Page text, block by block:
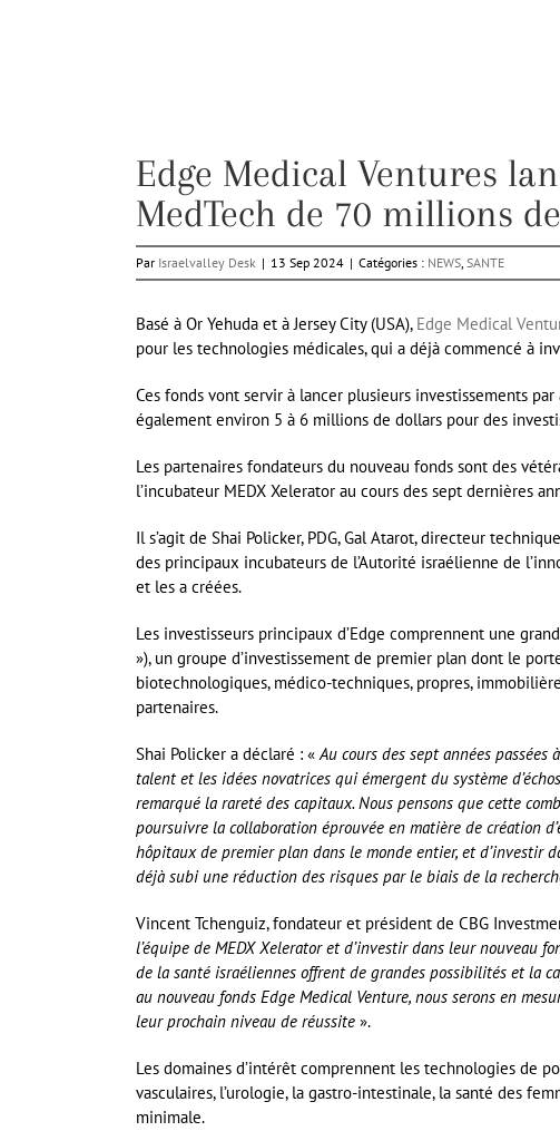
Edge Medical Ventures
MedTech de 70 millions
Par Israelvalley Desk | 13 Sep 2024 | Catégories : NEWS, SANTE
Basé à Or Yehuda et à Jersey City (USA),Edge Medical
pour les technologies médicales, qui a déjà commencé à
Ces fonds vont servir à lancer plusieurs investissements
également environ 5 à 6 millions de dollars pour des
Les partenaires fondateurs du nouveau fonds sont des
l’incubateur MEDX Xelerator au cours des sept dernières
Il s’agit de Shai Policker, PDG, Gal Atarot, directeur
des principaux incubateurs de l’Autorité israélienne de
et les a créées.
Les investisseurs principaux d’Edge comprennent une
»), un groupe d’investissement de premier plan dont le
biotechnologiques, médico-techniques, propres,
partenaires.
Shai Policker a déclaré : «Au cours des sept années passées
talent et les idées novatrices qui émergent du système
remarqué la rareté des capitaux. Nous pensons que cette
poursuivre la collaboration éprouvée en matière de création
hôpitaux de premier plan dans le monde entier, et d’investir
déjà subi une réduction des risques par le biais de la
Vincent Tchenguiz, fondateur et président de CBG
l’équipe de MEDX Xelerator et d’investir dans leur nouveau
de la santé israéliennes offrent de grandes possibilités et la
au nouveau fonds Edge Medical Venture, nous serons en
leur prochain niveau de réussite ».
Les domaines d’intérêt comprennent les technologies de
vasculaires, l’urologie, la gastro-intestinale, la santé des
minimale.